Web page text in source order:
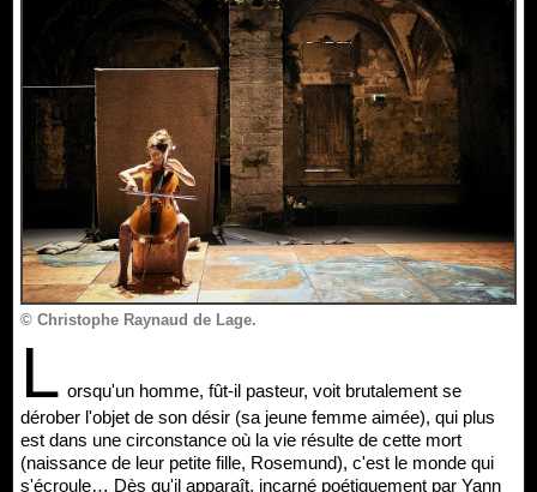
© Christophe Raynaud de Lage.
L orsqu'un homme, fût-il pasteur, voit brutalement se
dérober l'objet de son désir (sa jeune femme aimée), qui plus
est dans une circonstance où la vie résulte de cette mort
(naissance de leur petite fille, Rosemund), c'est le monde qui
s'écroule… Dès qu'il apparaît, incarné poétiquement par Yann